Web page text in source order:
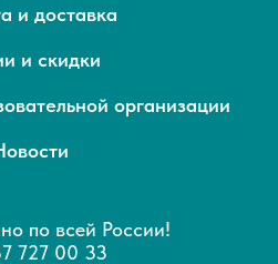
и доставка
и скидки
организации
по всей России!
727 00 33